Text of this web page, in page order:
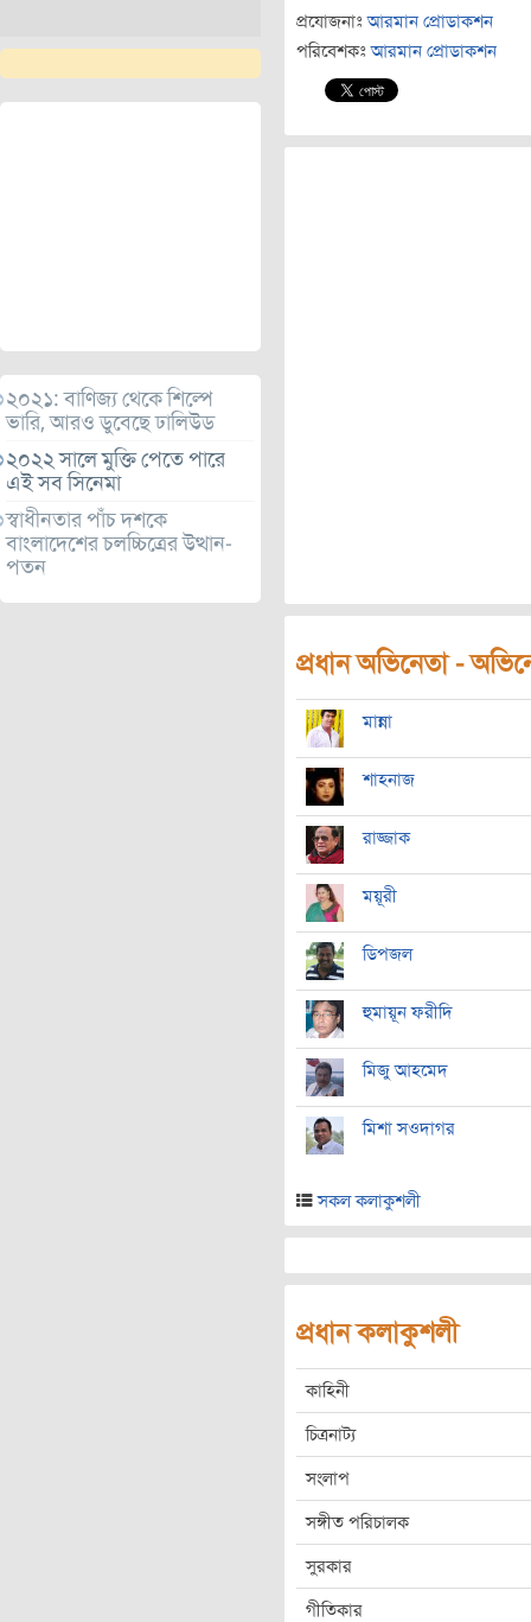
২০২১: বাণিজ্য থেকে শিল্পে
ভারি, আরও ডুবেছে ঢালিউড
২০২২ সালে মুক্তি পেতে পারে
এই সব সিনেমা
স্বাধীনতার পাঁচ দশকে
বাংলাদেশের চলচ্চিত্রের উত্থান-
পতন
প্রযোজনাঃ আরমান প্রোডাকশন
পরিবেশকঃ আরমান প্রোডাকশন
প্রধান অভিনেতা -
মান্না
শাহনাজ
রাজ্জাক
ময়ূরী
ডিপজল
হুমায়ূন ফরীদি
মিজু আহমেদ
মিশা সওদাগর
সকল কলাকুশলী
প্রধান কলাকুশলী
কাহিনী
চিত্রনাট্য
সংলাপ
সঙ্গীত পরিচালক
সুরকার
গীতিকার